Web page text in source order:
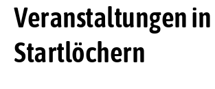
Veranstaltungen
Startlöchern